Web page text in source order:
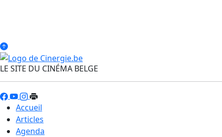
LE SITE DU CINÉMA BELGE
Accueil
Articles
Agenda